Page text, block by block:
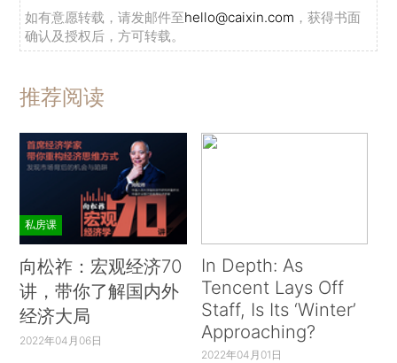
如有意愿转载，请发邮件至hello@caixin.com ，获得书面
确认及授权后，方可转载。
推荐阅读
私房课
向松祚：宏观经济70
讲，带你了解国内外
经济大局
2022年04月06日
In Depth: As
Tencent Lays Off
Staff, Is Its ‘Winter’
Approaching?
2022年04月01日